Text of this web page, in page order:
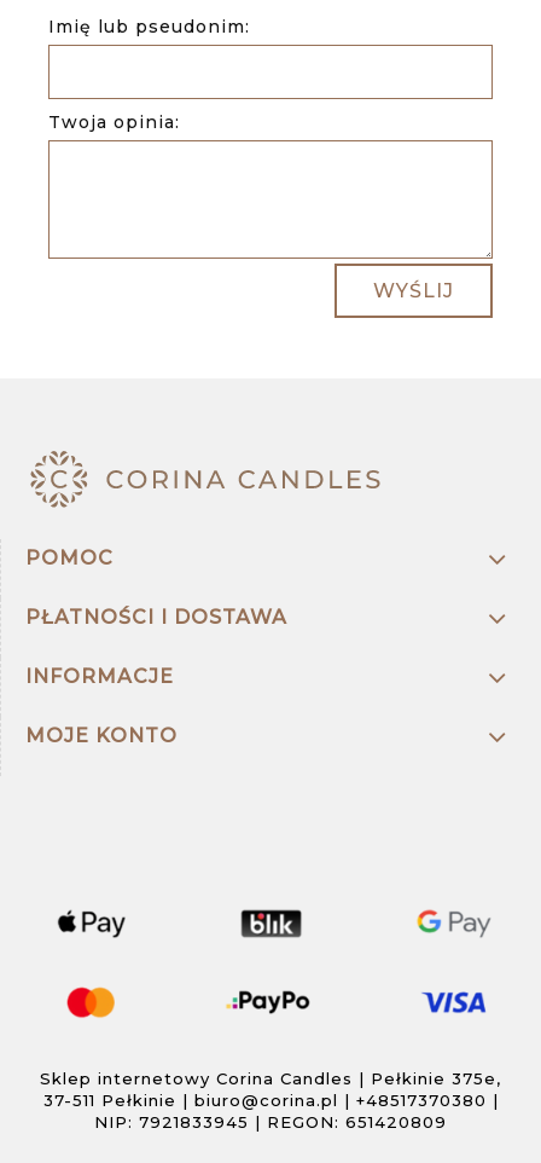
Imię lub pseudonim:
Twoja opinia:
WYŚLIJ
POMOC
PŁATNOŚCI I DOSTAWA
INFORMACJE
MOJE KONTO
Sklep internetowy Corina Candles | Pełkinie 375e,
37-511 Pełkinie | biuro@corina.pl | +48517370380 |
NIP: 7921833945 | REGON: 651420809